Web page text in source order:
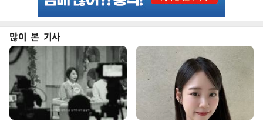
많이 본 기사